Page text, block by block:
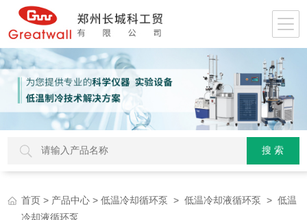
首页 > 产品中心 >低温冷却循环泵 >低温冷却液循环泵
> 低温
冷却液循环泵